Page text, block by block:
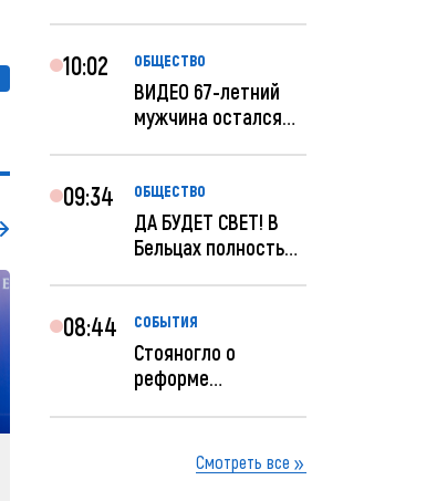
10:02 ОБЩЕСТВО
ВИДЕО 67-летний
мужчина остался
09:34 ОБЩЕСТВО
ДА БУДЕТ СВЕТ! В
Бельцах полностью
08:44 СОБЫТИЯ
Стояногло о
реформе
реформир...Смотреть все